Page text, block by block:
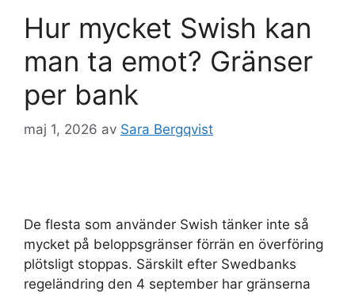
Hur mycket Swish kan
man ta emot? Gränser
per bank
maj 1, 2026 av Sara Bergqvist
De flesta som använder Swish tänker inte så
mycket på beloppsgränser förrän en överföring
plötsligt stoppas. Särskilt efter Swedbanks
regeländring den 4 september har gränserna